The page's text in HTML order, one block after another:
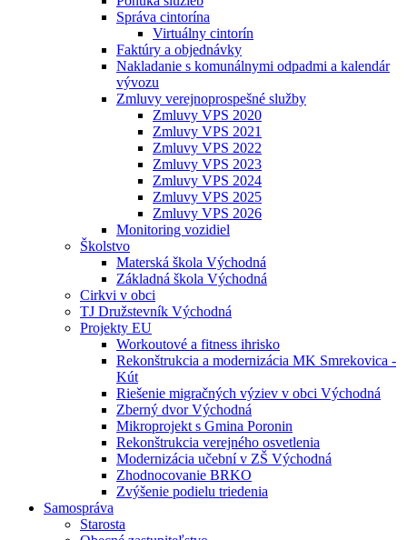
Správa cintorína
Virtuálny cintorín
Faktúry a objednávky
Nakladanie s komunálnymi odpadmi a kalendár
vývozu
Zmluvy verejnoprospešné služby
Zmluvy VPS 2020
Zmluvy VPS 2021
Zmluvy VPS 2022
Zmluvy VPS 2023
Zmluvy VPS 2024
Zmluvy VPS 2025
Zmluvy VPS 2026
Monitoring vozidiel
Školstvo
Materská škola Východná
Základná škola Východná
Cirkvi v obci
TJ Družstevník Východná
Projekty EU
Workoutové a fitness ihrisko
Rekonštrukcia a modernizácia MK Smrekovica -
Kút
Riešenie migračných výziev v obci Východná
Zberný dvor Východná
Mikroprojekt s Gmina Poronin
Rekonštrukcia verejného osvetlenia
Modernizácia učební v ZŠ Východná
Zhodnocovanie BRKO
Zvýšenie podielu triedenia
Samospráva
Starosta